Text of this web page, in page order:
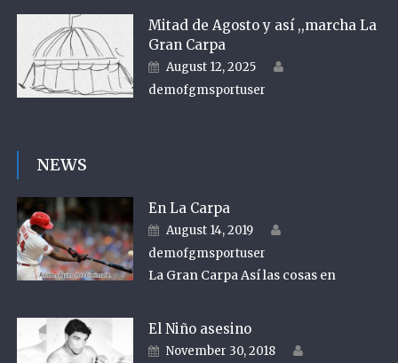
Mitad de Agosto y así ,,marcha La
Gran Carpa
Posted on
August 12, 2025
demofgmsportuser
NEWS
En La Carpa
Posted on
August 14, 2019
demofgmsportuser
La Gran Carpa Así las cosas en
El Niño asesino
Posted on
November 30, 2018